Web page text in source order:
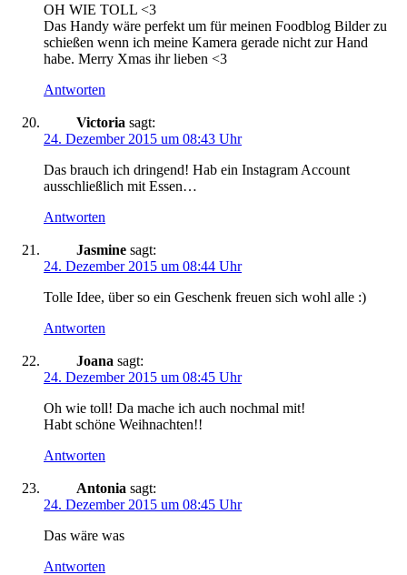
OH WIE TOLL <3
Das Handy wäre perfekt um für meinen Foodblog Bilder zu
schießen wenn ich meine Kamera gerade nicht zur Hand
habe. Merry Xmas ihr lieben <3
Antworten
Victoria sagt:
24. Dezember 2015 um 08:43 Uhr
Das brauch ich dringend! Hab ein Instagram Account
ausschließlich mit Essen…
Antworten
Jasmine sagt:
24. Dezember 2015 um 08:44 Uhr
Tolle Idee, über so ein Geschenk freuen sich wohl alle :)
Antworten
Joana sagt:
24. Dezember 2015 um 08:45 Uhr
Oh wie toll! Da mache ich auch nochmal mit!
Habt schöne Weihnachten!!
Antworten
Antonia sagt:
24. Dezember 2015 um 08:45 Uhr
Das wäre was
Antworten